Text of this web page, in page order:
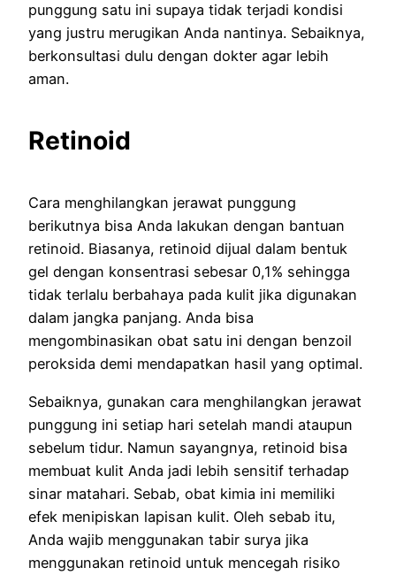
punggung satu ini supaya tidak terjadi kondisi
yang justru merugikan Anda nantinya. Sebaiknya,
berkonsultasi dulu dengan dokter agar lebih
aman.
Retinoid
Cara menghilangkan jerawat punggung
berikutnya bisa Anda lakukan dengan bantuan
retinoid. Biasanya, retinoid dijual dalam bentuk
gel dengan konsentrasi sebesar 0,1% sehingga
tidak terlalu berbahaya pada kulit jika digunakan
dalam jangka panjang. Anda bisa
mengombinasikan obat satu ini dengan benzoil
peroksida demi mendapatkan hasil yang optimal.
Sebaiknya, gunakan cara menghilangkan jerawat
punggung ini setiap hari setelah mandi ataupun
sebelum tidur. Namun sayangnya, retinoid bisa
membuat kulit Anda jadi lebih sensitif terhadap
sinar matahari. Sebab, obat kimia ini memiliki
efek menipiskan lapisan kulit. Oleh sebab itu,
Anda wajib menggunakan tabir surya jika
menggunakan retinoid untuk mencegah risiko